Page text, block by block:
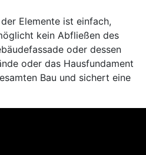
Elemente ist einfach,
kein Abfließen des
oder dessen
oder das Hausfundament
Bau und sichert eine